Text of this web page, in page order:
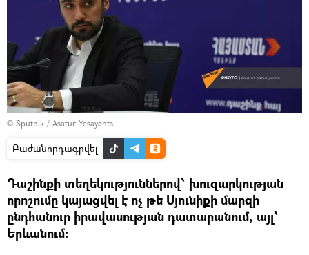
© Sputnik / Asatur Yesayants
Բաժանորդագրվել
Դաշինքի տեղեկություններով՝ խուզարկության
որոշումը կայացվել է ոչ թե Սյունիքի մարզի
ընդհանուր իրավասության դատարանում, այլ՝
Երևանում։